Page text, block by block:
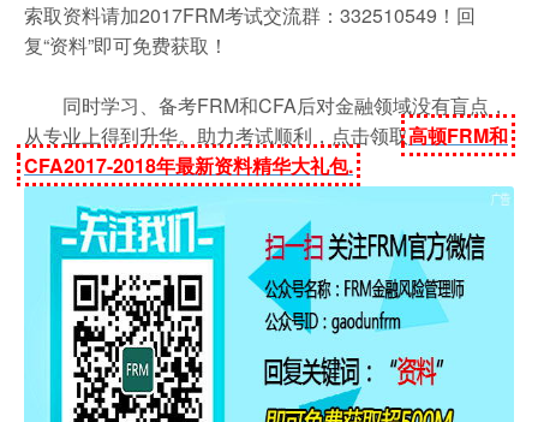
索取资料请加2017FRM考试交流群：332510549！回
复“资料”即可免费获取！
同时学习、备考FRM和CFA后对金融领域没有盲点，
从专业上得到升华。助力考试顺利，点击领取高顿FRM和
CFA2017-2018年最新资料精华大礼包.